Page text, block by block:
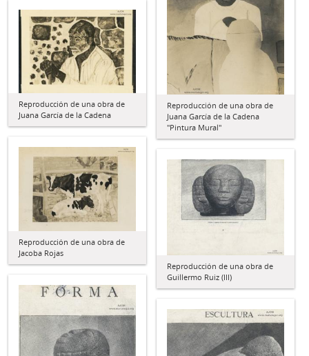
Reproducción de una obra de
Juana García de la Cadena
"Pintura Mural"
Reproducción de una obra de
Juana García de la Cadena
Reproducción de una obra de
Jacoba Rojas
Reproducción de una obra de
Guillermo Ruiz (III)